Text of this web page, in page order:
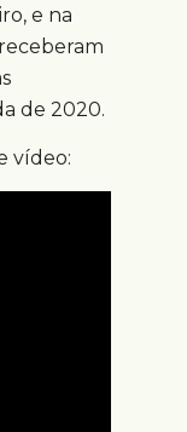
e na
de 2020.
vídeo: